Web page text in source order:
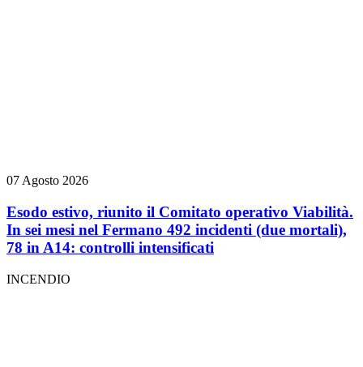
07 Agosto 2026
Esodo estivo, riunito il Comitato operativo Viabilità.
In sei mesi nel Fermano 492 incidenti (due mortali),
78 in A14: controlli intensificati
INCENDIO